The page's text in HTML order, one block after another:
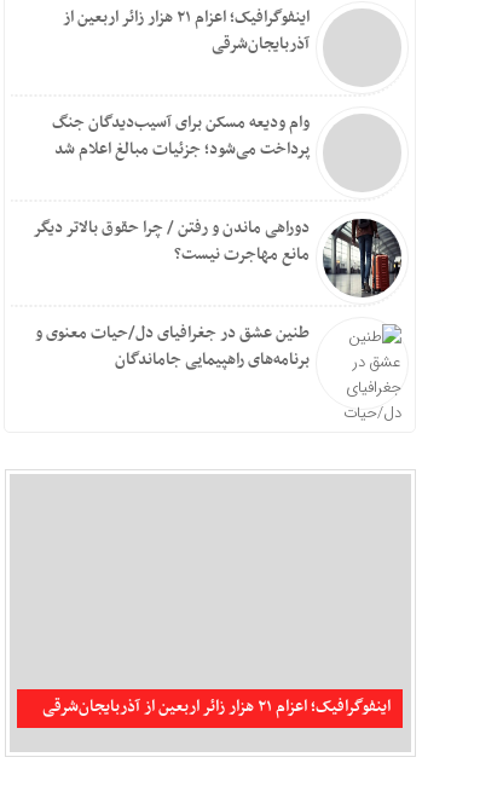
اینفوگرافیک؛ اعزام ۲۱ هزار زائر اربعین از
آذربایجان‌شرقی
وام ودیعه مسکن برای آسیب‌دیدگان جنگ
پرداخت می‌شود؛ جزئیات مبالغ اعلام شد
دوراهی ماندن و رفتن / چرا حقوق بالاتر دیگر
مانع مهاجرت نیست؟
طنین عشق در جغرافیای دل/حیات معنوی و
برنامه‌های راهپیمایی جاماندگان
اینفوگرافیک؛ اعزام ۲۱ هزار زائر اربعین از آذربایجان‌شرقی
جاسک